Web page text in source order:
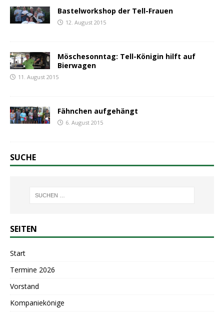
Bastelworkshop der Tell-Frauen
12. August 2015
Möschesonntag: Tell-Königin hilft auf
Bierwagen
11. August 2015
Fähnchen aufgehängt
6. August 2015
SUCHE
SEITEN
Start
Termine 2026
Vorstand
Kompaniekönige